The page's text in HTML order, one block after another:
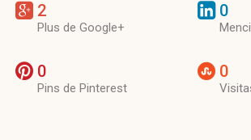
2
Plus de Google+
0
0
Pins de Pinterest
0